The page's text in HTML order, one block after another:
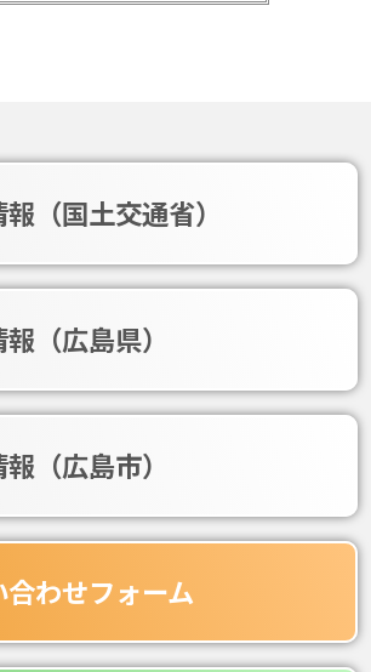
（国土交通省）
（広島県）
（広島市）
合わせフォーム